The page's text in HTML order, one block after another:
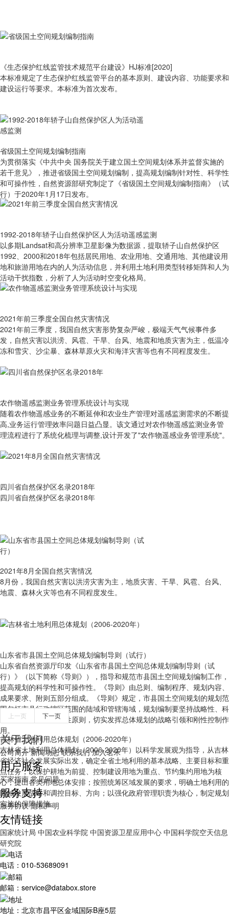
《生态保护红线监管技术规范平台建设》HJ标准[2020]
本标准规定了生态保护红线监管平台的基本原则、建设内容、功能要求和
建设运行等要求。本标准为首次发布。
省级国土空间规划编制指南
为贯彻落实《中共中央 国务院关于建立国土空间规划体系并监督实施的
若干意见》，推进省级国土空间规划编制，提高规划编制针对性、科学性
和可操作性，自然资源部研究制定了《省级国土空间规划编制指南》（试
行）于2020年1月17日发布。
1992-2018年轿子山自然保护区人为活动遥感监测
以多期Landsat和高分辨率卫星影像为数据源，提取轿子山自然保护区
1992、2000和2018年包括居民用地、农业用地、交通用地、其他建设用
地和旅游用地在内的人为活动信息，并利用土地利用类型转移矩阵和人为
活动干扰指数，分析了人为活动时空变化格局。
2021年前三季度全国自然灾害情况
2021年前三季度，我国自然灾害形势复杂严峻，极端天气气候事件多
发，自然灾害以洪涝、风雹、干旱、台风、地震和地质灾害为主，低温冷
冻和雪灾、沙尘暴、森林草原火灾和海洋灾害等也有不同程度发生。
农作物遥感监测业务管理系统设计与实现
随着农作物遥感业务的不断延伸和农业生产管理对遥感监测需求的不断提
高,业务运行管理效率问题日益凸显。该文通过对农作物遥感监测业务管
理流程进行了系统化梳理与调整,设计开发了"农作物遥感业务管理系统"。
四川省自然保护区名录2018年
四川省自然保护区名录2018年
2021年8月全国自然灾害情况
8月份，我国自然灾害以洪涝灾害为主，地质灾害、干旱、风雹、台风、
地震、森林火灾等也有不同程度发生。
山东省市县国土空间总体规划编制导则（试行）
山东省自然资源厅印发《山东省市县国土空间总体规划编制导则（试
行）》（以下简称《导则》），指导和规范市县国土空间规划编制工作，
提高规划的科学性和可操作性。《导则》由总则、编制程序、规划内容、
成果要求、附则五部分组成。《导则》规定，市县国土空间规划的规划范
围包括市县行政辖区范围的陆域和管辖海域，规划编制要坚持战略性、科
学性、协调性、操作性原则，切实发挥总体规划的战略引领和刚性控制作
用。
吉林省土地利用总体规划（2006-2020年）
吉林省土地利用总体规划（2006-2020年）以科学发展观为指导，从吉林
省经济社会发展实际出发，确定全省土地利用的基本战略、主要目标和重
点任务；以保护耕地为前提、控制建设用地为重点、节约集约用地为核
心，提出各类用地总体安排；按照统筹区域发展的要求，明确土地利用的
区域发展战略和调控目标、方向；以强化政府管理职责为核心，制定规划
实施的保障措施。
上一页 下一页
关于我们
公司简介 新闻动态 联系我们 加入茗禾
用户服务
买家指南 常见问题
服务支持
服务协议 隐私声明
友情链接
国家统计局 中国农业科学院 中国资源卫星应用中心 中国科学院空天信息
研究院
电话：010-53689091
邮箱：service@databox.store
地址：北京市昌平区金域国际B座5层